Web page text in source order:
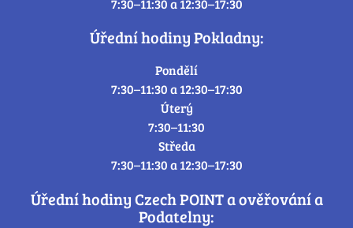
7:30–11:30 a 12:30–17:30
Úřední hodiny Pokladny:
Pondělí
7:30–11:30 a 12:30–17:30
Úterý
7:30–11:30
Středa
7:30–11:30 a 12:30–17:30
Úřední hodiny Czech POINT a ověřování a
Podatelny: